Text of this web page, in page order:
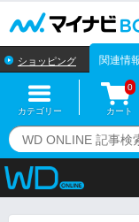
ショッピング 関連情
カテゴリー カート
0